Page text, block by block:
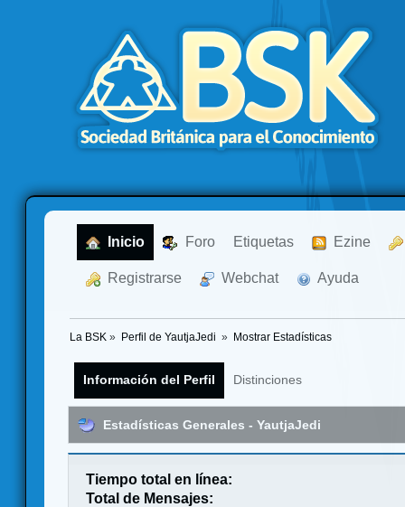
Inicio Foro Etiquetas Ezine
Registrarse Webchat Ayuda
La BSK » Perfil de YautjaJedi » Mostrar Estadísticas
Información del Perfil Distinciones
Estadísticas Generales - YautjaJedi
Tiempo total en línea:
Total de Mensajes: